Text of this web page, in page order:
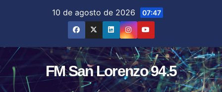
10 de agosto de 2026 07:47
FM San Lorenzo 94.5